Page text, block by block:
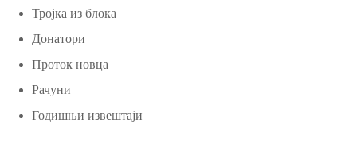
Тројка из блока
Донатори
Проток новца
Рачуни
Годишњи извештаји